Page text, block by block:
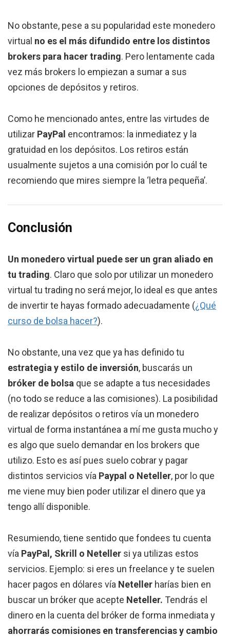
No obstante, pese a su popularidad este monedero
virtual no es el más difundido entre los distintos
brokers para hacer trading. Pero lentamente cada
vez más brokers lo empiezan a sumar a sus
opciones de depósitos y retiros.
Como he mencionado antes, entre las virtudes de
utilizar PayPal encontramos: la inmediatez y la
gratuidad en los depósitos. Los retiros están
usualmente sujetos a una comisión por lo cuál te
recomiendo que mires siempre la ‘letra pequeña’.
Conclusión
Un monedero virtual puede ser un gran aliado en
tu trading. Claro que solo por utilizar un monedero
virtual tu trading no será mejor, lo ideal es que antes
de invertir te hayas formado adecuadamente (¿Qué
curso de bolsa hacer?).
No obstante, una vez que ya has definido tu
estrategia y estilo de inversión, buscarás un
bróker de bolsa que se adapte a tus necesidades
(no todo se reduce a las comisiones). La posibilidad
de realizar depósitos o retiros vía un monedero
virtual de forma instantánea a mí me gusta mucho y
es algo que suelo demandar en los brokers que
utilizo. Esto es así pues suelo cobrar y pagar
distintos servicios vía Paypal o Neteller, por lo que
me viene muy bien poder utilizar el dinero que ya
tengo allí disponible.
Resumiendo, tiene sentido que fondees tu cuenta
vía PayPal, Skrill o Neteller si ya utilizas estos
servicios. Ejemplo: si eres un freelance y te suelen
hacer pagos en dólares vía Neteller harías bien en
buscar un bróker que acepte Neteller. Tendrás el
dinero en la cuenta del bróker de forma inmediata y
ahorrarás comisiones en transferencias y cambio